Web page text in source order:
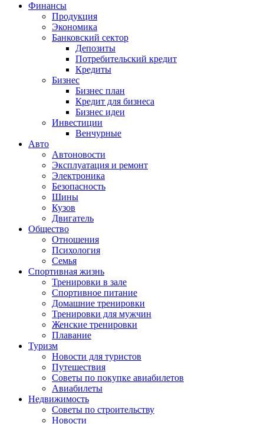
Финансы
Продукция
Экономика
Банковский сектор
Депозиты
Потребительский кредит
Кредиты
Бизнес
Бизнес план
Кредит для бизнеса
Бизнес идеи
Инвестиции
Венчурные
Авто
Автоновости
Эксплуатация и ремонт
Электроника
Безопасность
Шины
Кузов
Двигатель
Общество
Отношения
Психология
Семья
Спортивная жизнь
Тренировки в зале
Спортивное питание
Домашние тренировки
Тренировки для мужчин
Женские тренировки
Плавание
Туризм
Новости для туристов
Путешествия
Советы по покупке авиабилетов
Авиабилеты
Недвижимость
Советы по строительству
Новости